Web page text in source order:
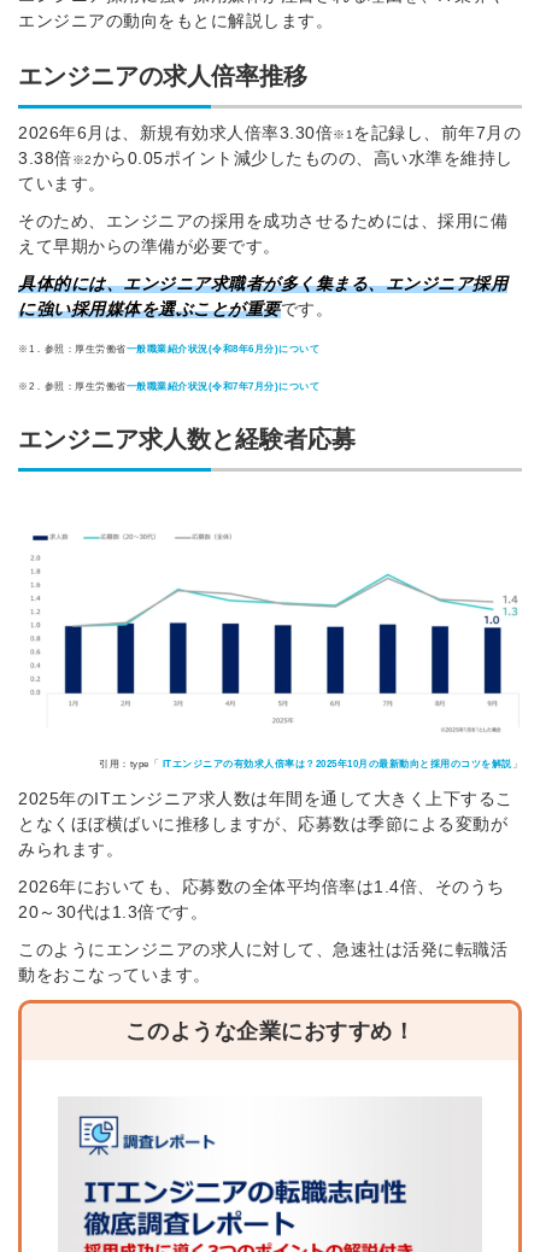
エンジニアの動向をもとに解説します。
エンジニアの求人倍率推移
2026年6月は、新規有効求人倍率3.30倍※1 を記録し、前年7月の
3.38倍※2から0.05ポイント減少したものの、高い水準を維持し
ています。
そのため、エンジニアの採用を成功させるためには、採用に備
えて早期からの準備が必要です。
具体的には、エンジニア求職者が多く集まる、エンジニア採用
に強い採用媒体を選ぶことが重要です。
※1．参照：厚生労働省一般職業紹介状況(令和8年6月分)について
※2．参照：厚生労働省一般職業紹介状況(令和7年7月分)について
エンジニア求人数と経験者応募
引用：type「 ITエンジニアの有効求人倍率は？2025年10月の最新動向と採用のコツを解説 」
2025年のITエンジニア求人数は年間を通して大きく上下するこ
となくほぼ横ばいに推移しますが、応募数は季節による変動が
みられます。
2026年においても、応募数の全体平均倍率は1.4倍、そのうち
20～30代は1.3倍です。
このようにエンジニアの求人に対して、急速社は活発に転職活
動をおこなっています。
このような企業におすすめ！